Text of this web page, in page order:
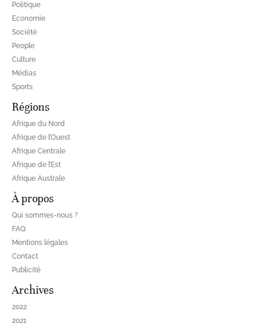
Politique
Economie
Société
People
Culture
Médias
Sports
Régions
Afrique du Nord
Afrique de l’Ouest
Afrique Centrale
Afrique de l’Est
Afrique Australe
À propos
Qui sommes-nous ?
FAQ
Mentions légales
Contact
Publicité
Archives
2022
2021